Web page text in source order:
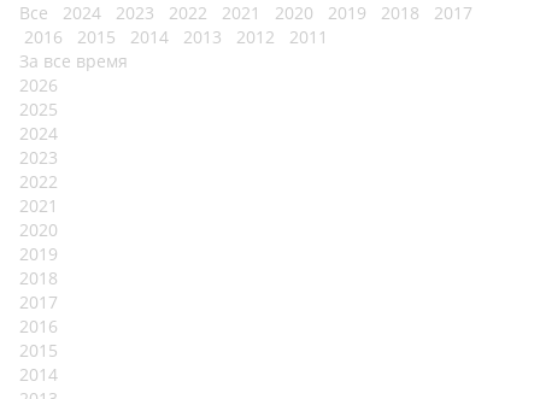
Все 2024 2023 2022 2021 2020 2019 2018
2017
2016
2015 2014 2013 2012
2011
За все время
2026
2025
2024
2023
2022
2021
2020
2019
2018
2017
2016
2015
2014